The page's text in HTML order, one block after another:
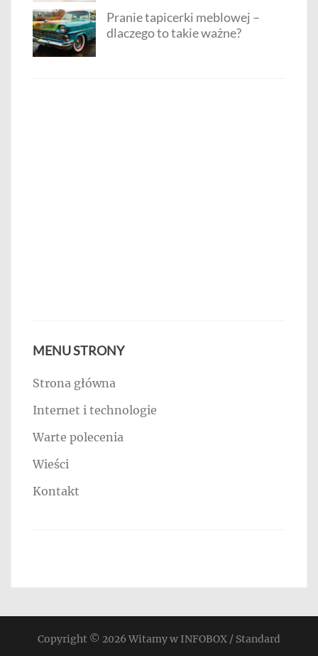
Pranie tapicerki meblowej –
dlaczego to takie ważne?
MENU STRONY
Strona główna
Internet i technologie
Warte polecenia
Wieści
Kontakt
Copyright © 2026Witamy w INFOBOX / Standard